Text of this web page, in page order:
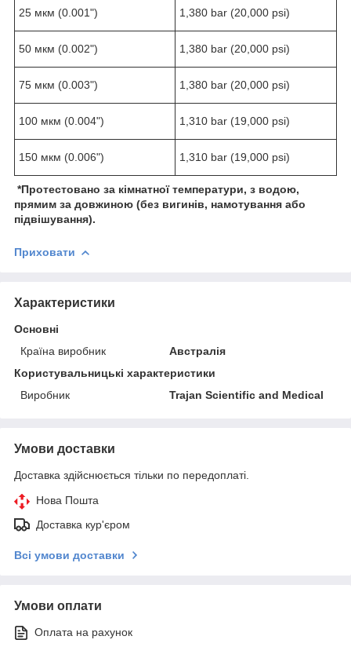
25 мкм (0.001") 1,380 bar (20,000 psi)
50 мкм (0.002") 1,380 bar (20,000 psi)
75 мкм (0.003") 1,380 bar (20,000 psi)
100 мкм (0.004") 1,310 bar (19,000 psi)
150 мкм (0.006") 1,310 bar (19,000 psi)
*Протестовано за кімнатної температури, з водою,
прямим за довжиною (без вигинів, намотування або
підвішування).
Приховати
Характеристики
Основні
Країна виробник
Австралія
Користувальницькі характеристики
Виробник
Trajan Scientific and Medical
Умови доставки
Доставка здійснюється тільки по передоплаті.
Нова Пошта
Доставка кур'єром
Всі умови доставки
Умови оплати
Оплата на рахунок